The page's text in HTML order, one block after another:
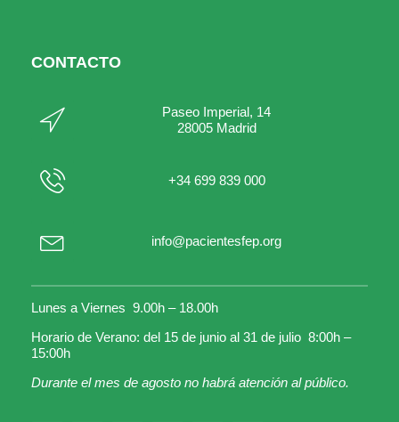
CONTACTO
Paseo Imperial, 14
28005 Madrid
+34 699 839 000
info@pacientesfep.org
Lunes a Viernes 9.00h – 18.00h
Horario de Verano: del 15 de junio al 31 de julio 8:00h –
15:00h
Durante el mes de agosto no habrá atención al público.